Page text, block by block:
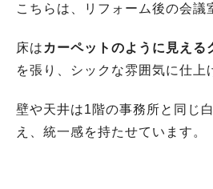
こちらは、リフォーム後の会議
床は カーペットのように見える
を張り、シックな雰囲気に仕上
壁や天井は1階の事務所と同じ
え、統一感を持たせています。